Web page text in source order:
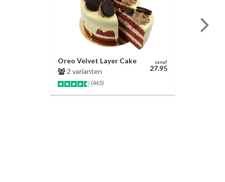
Oreo Velvet Layer Cake
2 varianten
(465)
vanaf
27.95